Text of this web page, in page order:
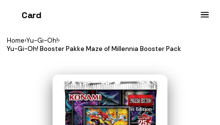
Card
Home›Yu-Gi-Oh!›
Yu-Gi-Oh! Booster Pakke Maze of Millennia Booster Pack